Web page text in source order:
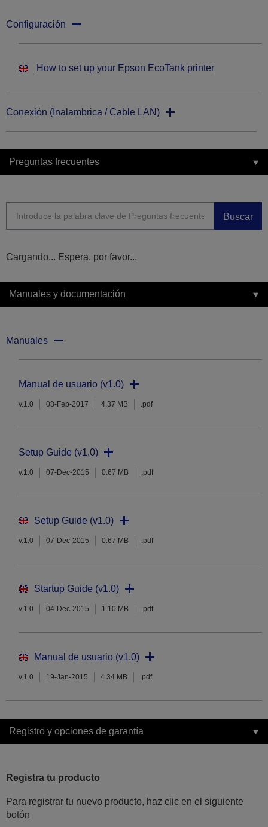
Configuración
How to set up your Epson EcoTank printer
Conexión (Inalambrica / Cable LAN)
Preguntas frecuentes
Buscar
Cargando... Espera, por favor...
Manuales y documentación
Manuales
Manual de usuario (v1.0)
v.1.0 08-Feb-2017 4.37 MB .pdf
Setup Guide (v1.0)
v.1.0 07-Dec-2015 0.67 MB .pdf
Setup Guide (v1.0)
v.1.0 07-Dec-2015 0.67 MB .pdf
Startup Guide (v1.0)
v.1.0 04-Dec-2015 1.10 MB .pdf
Manual de usuario (v1.0)
v.1.0 19-Jan-2015 4.34 MB .pdf
Registro y opciones de garantía
Registra tu producto
Para registrar tu nuevo producto, haz clic en el siguiente
botón